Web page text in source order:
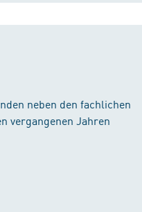
neben den fachlichen
vergangenen Jahren